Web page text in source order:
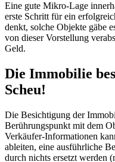
Eine gute Mikro-Lage
erste Schritt für ein
denkt, solche Objekte gäbe
von dieser Vorstellung
Geld.
Die Immobilie
Scheu!
Die Besichtigung der
Berührungspunkt mit dem
Verkäufer-Informationen
ableiten, eine ausführliche
durch nichts ersetzt werden